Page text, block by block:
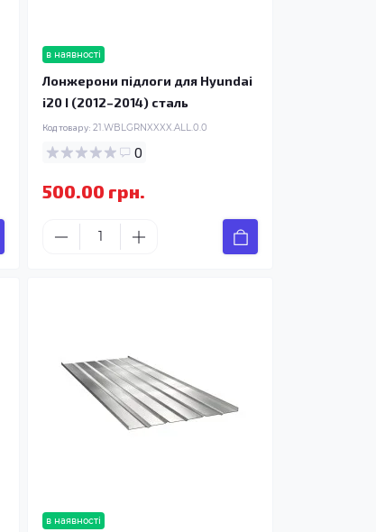
в наявності
Лонжерони підлоги для Hyundai
i20 I (2012–2014) сталь
Код товару: 21.WBLGRNXXXX.ALL.0.0
0
500.00 грн.
в наявності